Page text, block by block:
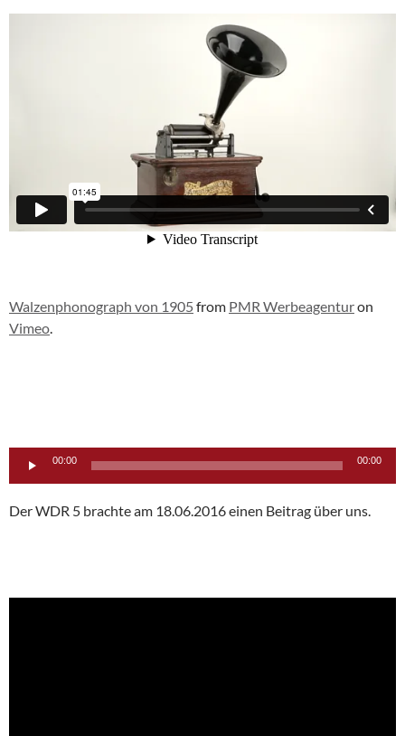
Walzenphonograph von 1905 from PMR Werbeagenturon
Vimeo.
Audio-
00:00 00:00
Der WDR 5 brachte am 18.06.2016 einen Beitrag über uns.